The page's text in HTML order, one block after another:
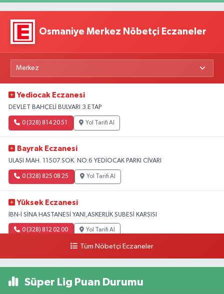
Osmaniye Merkez Nöbetçi Eczaneler
Yediocak Eczanesi
DEVLET BAHÇELİ BULVARI 3.ETAP
0 (328) 814 20 51 Yol Tarifi Al
Bayrak Eczanesi
ULAŞI MAH. 11507 SOK. NO:6 YEDİOCAK PARKI CİVARI
0 (328) 825 08 25 Yol Tarifi Al
Yüksek Eczanesi
İBN-İ SİNA HASTANESİ YANI,ASKERLİK ŞUBESİ KARŞISI
0 (328) 812 02 00 Yol Tarifi Al
Tüm Nöbetçi Eczaneler
Süper Lig Puan Durumu